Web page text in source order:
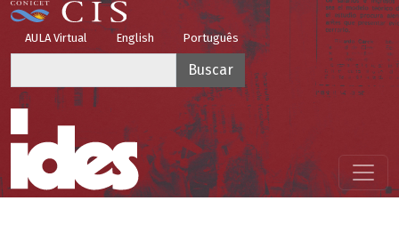
Pasar al contenido principal
Top Menu
AULA Virtual English Português
Menú principal